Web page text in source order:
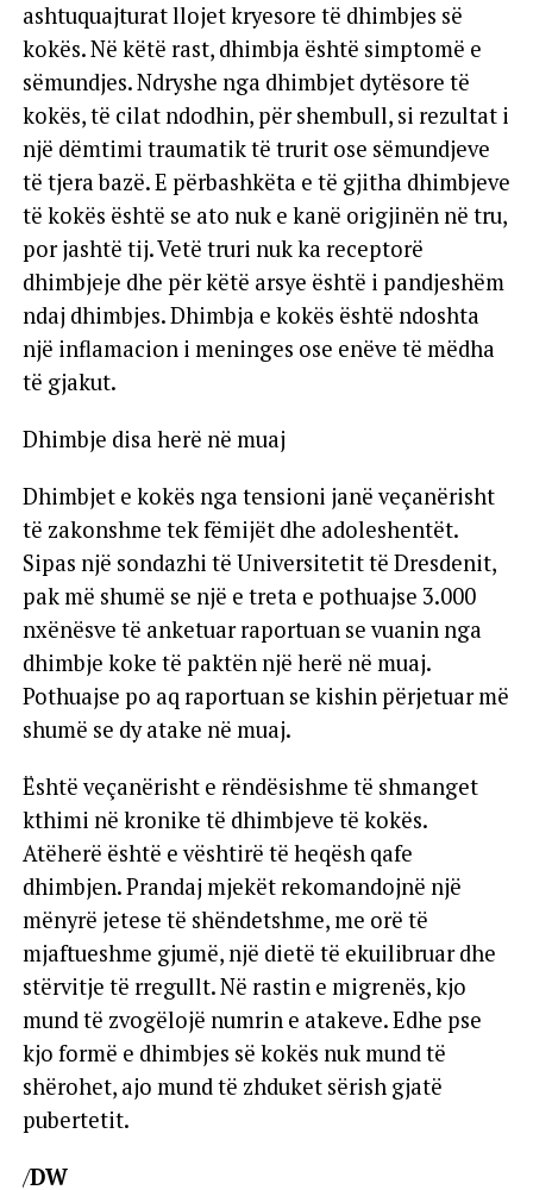
ashtuquajturat llojet kryesore të dhimbjes së
kokës. Në këtë rast, dhimbja është simptomë e
sëmundjes. Ndryshe nga dhimbjet dytësore të
kokës, të cilat ndodhin, për shembull, si rezultat i
një dëmtimi traumatik të trurit ose sëmundjeve
të tjera bazë. E përbashkëta e të gjitha dhimbjeve
të kokës është se ato nuk e kanë origjinën në tru,
por jashtë tij. Vetë truri nuk ka receptorë
dhimbjeje dhe për këtë arsye është i pandjeshëm
ndaj dhimbjes. Dhimbja e kokës është ndoshta
një inflamacion i meninges ose enëve të mëdha
të gjakut.
Dhimbje disa herë në muaj
Dhimbjet e kokës nga tensioni janë veçanërisht
të zakonshme tek fëmijët dhe adoleshentët.
Sipas një sondazhi të Universitetit të Dresdenit,
pak më shumë se një e treta e pothuajse 3.000
nxënësve të anketuar raportuan se vuanin nga
dhimbje koke të paktën një herë në muaj.
Pothuajse po aq raportuan se kishin përjetuar më
shumë se dy atake në muaj.
Është veçanërisht e rëndësishme të shmanget
kthimi në kronike të dhimbjeve të kokës.
Atëherë është e vështirë të heqësh qafe
dhimbjen. Prandaj mjekët rekomandojnë një
mënyrë jetese të shëndetshme, me orë të
mjaftueshme gjumë, një dietë të ekuilibruar dhe
stërvitje të rregullt. Në rastin e migrenës, kjo
mund të zvogëlojë numrin e atakeve. Edhe pse
kjo formë e dhimbjes së kokës nuk mund të
shërohet, ajo mund të zhduket sërish gjatë
pubertetit.
/DW